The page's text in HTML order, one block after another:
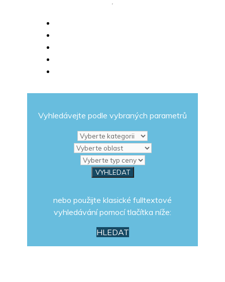
Vyhledávejte podle vybraných parametrů
nebo použijte klasické fulltextové
vyhledávání pomocí tlačítka níže:
HLEDAT